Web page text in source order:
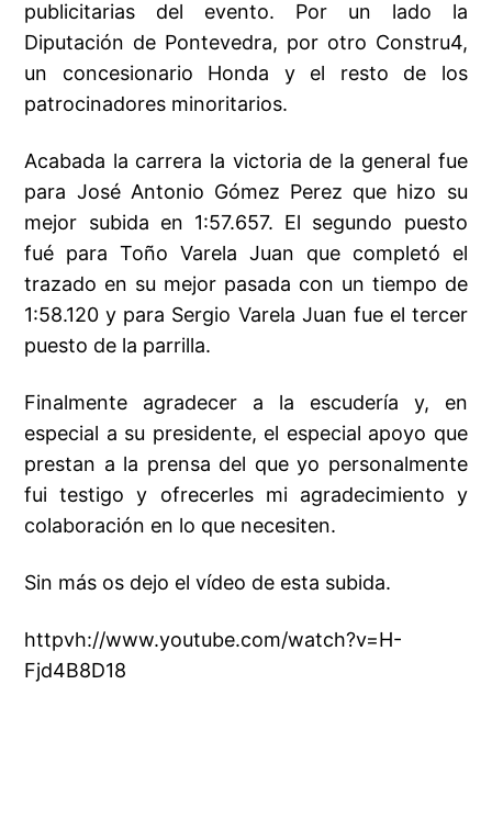
publicitarias del evento. Por un lado la
Diputación de Pontevedra, por otro Constru4,
un concesionario Honda y el resto de los
patrocinadores minoritarios.
Acabada la carrera la victoria de la general fue
para José Antonio Gómez Perez que hizo su
mejor subida en 1:57.657. El segundo puesto
fué para Toño Varela Juan que completó el
trazado en su mejor pasada con un tiempo de
1:58.120 y para Sergio Varela Juan fue el tercer
puesto de la parrilla.
Finalmente agradecer a la escudería y, en
especial a su presidente, el especial apoyo que
prestan a la prensa del que yo personalmente
fui testigo y ofrecerles mi agradecimiento y
colaboración en lo que necesiten.
Sin más os dejo el vídeo de esta subida.
httpvh://www.youtube.com/watch?v=H-
Fjd4B8D18